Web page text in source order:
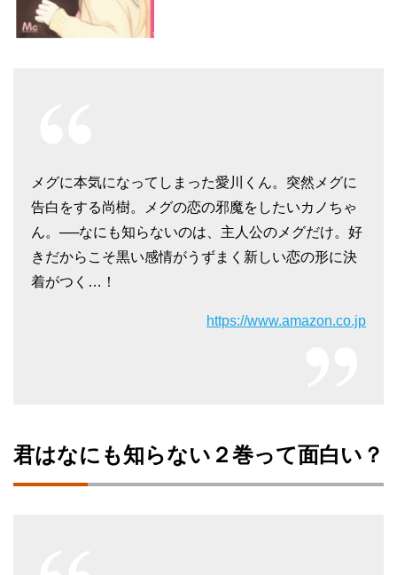
メグに本気になってしまった愛川くん。突然メグに
告白をする尚樹。メグの恋の邪魔をしたいカノちゃ
ん。──なにも知らないのは、主人公のメグだけ。好
きだからこそ黒い感情がうずまく新しい恋の形に決
着がつく…！
https://www.amazon.co.jp
君はなにも知らない２巻って面白い？